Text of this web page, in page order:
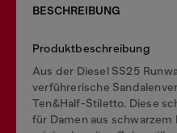
BESCHREIBUNG
Produktbeschreibung
Aus der Diesel SS25
verführerische
Ten&Half-Stiletto. Diese
für Damen aus